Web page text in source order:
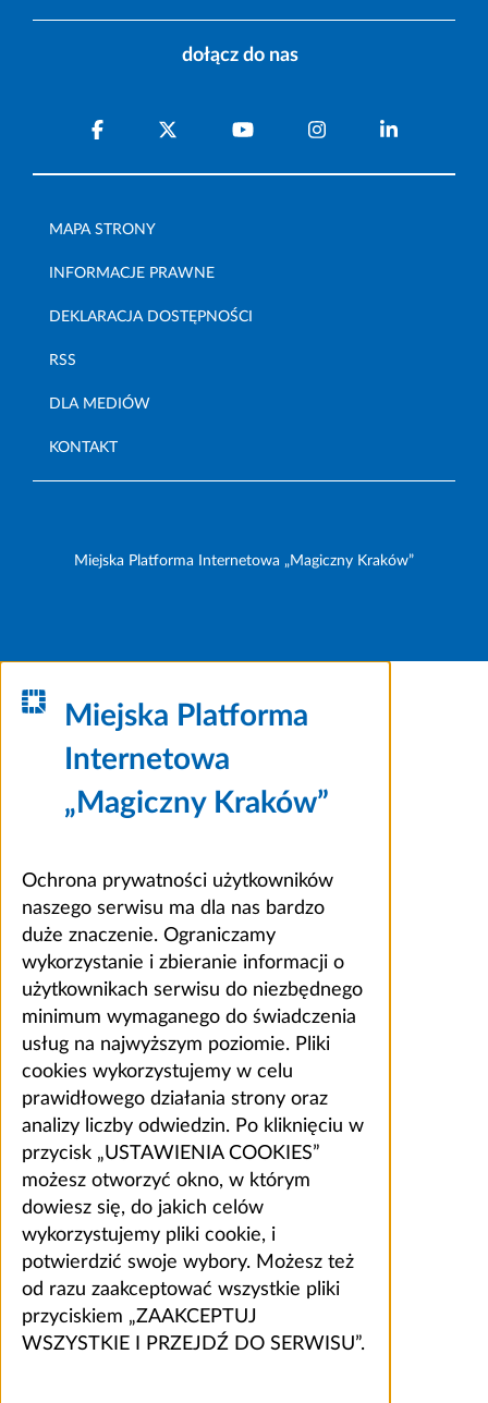
dołącz do nas
MAPA STRONY
INFORMACJE PRAWNE
DEKLARACJA DOSTĘPNOŚCI
RSS
DLA MEDIÓW
KONTAKT
Miejska Platforma Internetowa „Magiczny Kraków”
Miejska Platforma
Internetowa
„Magiczny Kraków”
Ochrona prywatności użytkowników
naszego serwisu ma dla nas bardzo
duże znaczenie. Ograniczamy
wykorzystanie i zbieranie informacji o
użytkownikach serwisu do niezbędnego
minimum wymaganego do świadczenia
usług na najwyższym poziomie. Pliki
cookies wykorzystujemy w celu
prawidłowego działania strony oraz
analizy liczby odwiedzin. Po kliknięciu w
przycisk „USTAWIENIA COOKIES”
możesz otworzyć okno, w którym
dowiesz się, do jakich celów
wykorzystujemy pliki cookie, i
potwierdzić swoje wybory. Możesz też
od razu zaakceptować wszystkie pliki
przyciskiem „ZAAKCEPTUJ
WSZYSTKIE I PRZEJDŹ DO SERWISU”.